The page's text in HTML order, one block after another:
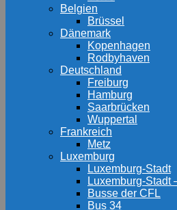
Belgien
Brüssel
Dänemark
Kopenhagen
Rodbyhaven
Deutschland
Freiburg
Hamburg
Saarbrücken
Wuppertal
Frankreich
Metz
Luxemburg
Luxemburg-Stadt
Luxemburg-Stadt
Busse der CFL
Bus 34